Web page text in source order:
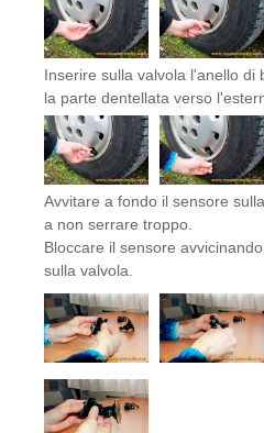
Inserire sulla valvola l'anello di
la parte dentellata verso
Avvitare a fondo il sensore
a non serrare troppo.
Bloccare il sensore
sulla valvola.